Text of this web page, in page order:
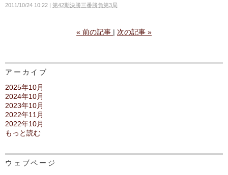
2011/10/24 10:22 第42期決勝三番勝負第3局
« 前の記事 次の記事 »
アーカイブ
2025年10月
2024年10月
2023年10月
2022年11月
2022年10月
もっと読む
ウェブページ